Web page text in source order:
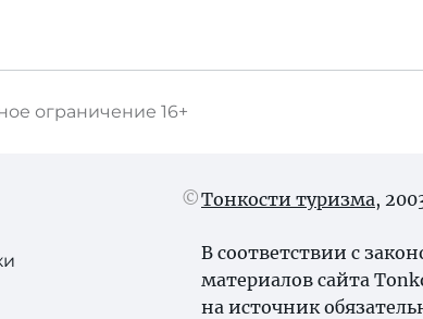
ограничение 16+
Тонкости туризма,
В соответствии с
материалов сайта
на источник